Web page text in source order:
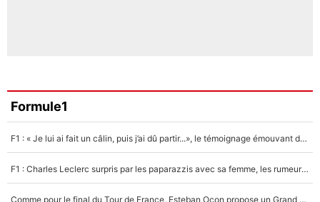
Formule1
F1 : « Je lui ai fait un câlin, puis j’ai dû partir...», le témoignage émouvant de Max Verstappen sur sa fille
F1 : Charles Leclerc surpris par les paparazzis avec sa femme, les rumeurs étaient vraies !
Comme pour le final du Tour de France, Esteban Ocon propose un Grand Prix de Formule 1 à Paris : «Autour de l’Arc de Triomphe, ce serait génial» !